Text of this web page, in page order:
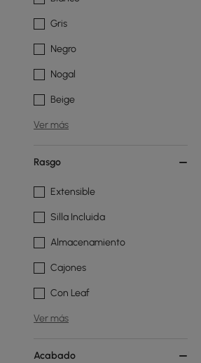
Gris
Negro
Nogal
Beige
Ver más
Rasgo
Extensible
Silla Incluida
Almacenamiento
Cajones
Con Leaf
Ver más
Acabado